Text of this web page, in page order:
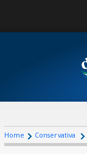
Home Conservativa